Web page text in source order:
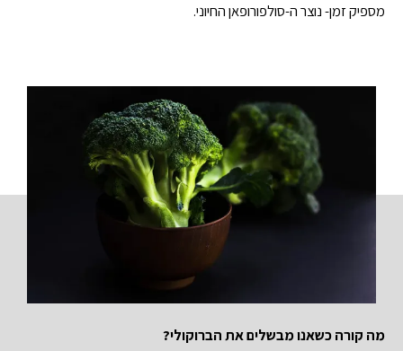
מספיק זמן- נוצר ה-סולפורופאן החיוני.
מה קורה כשאנו מבשלים את הברוקולי?